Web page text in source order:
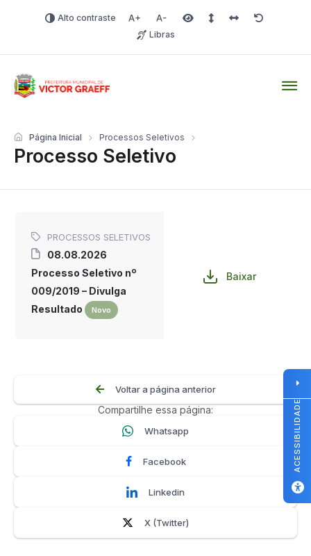
Alto contraste Aumentar fonte
Diminuir fonteÁrea selecionada
Espaçamento de linha
Espaço dos
Redefinir
Libras
Processo Seletivo
Página Inicial Processos Seletivos
PROCESSOS SELETIVOS
08.08.2026
Processo Seletivo nº
009/2019 – Divulga
Resultado
Novo
Baixar
Voltar a página anterior
Compartilhe essa página:
Whatsapp
Facebook
Linkedin
X (Twitter)
ACESSIBILIDADE